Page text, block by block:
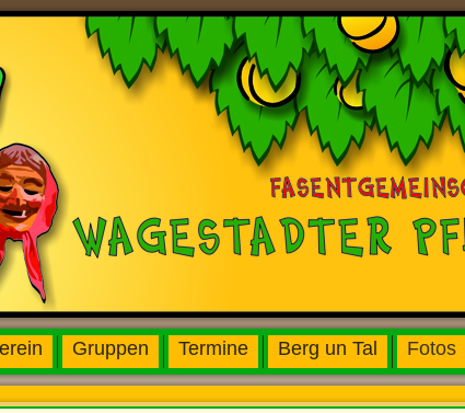
Gruppen Termine Berg un Tal Fotos